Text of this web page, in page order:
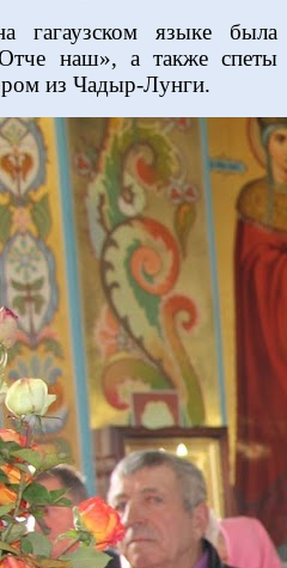
гагаузском языке была
наш», а также спеты
из Чадыр-Лунги.